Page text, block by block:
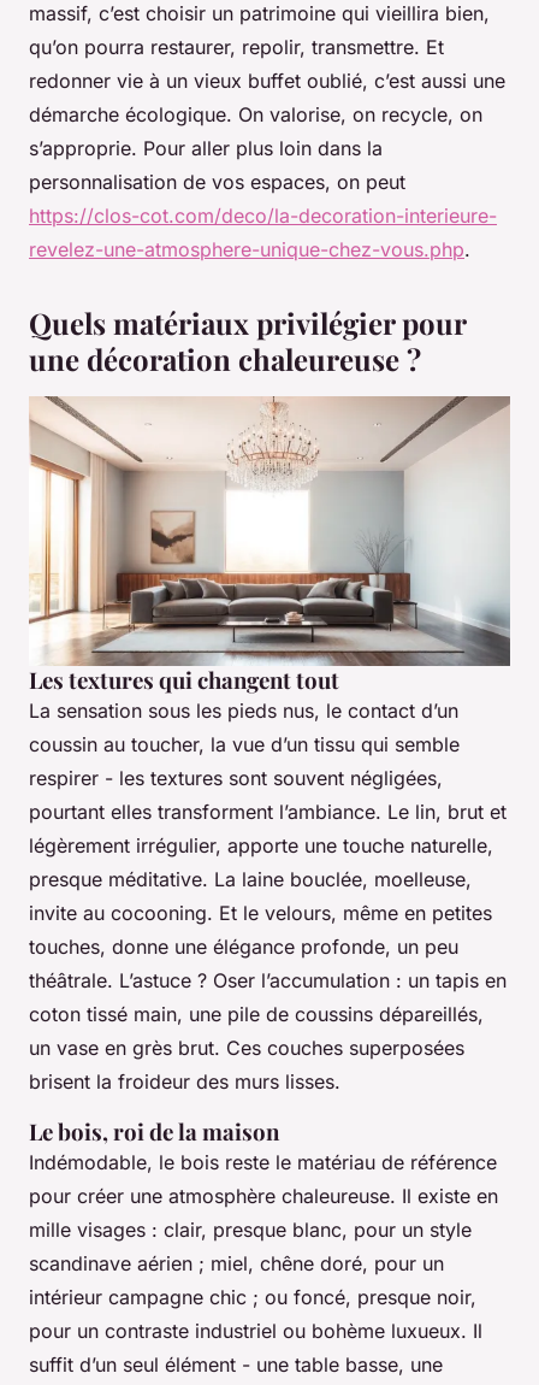
massif, c’est choisir un patrimoine qui vieillira bien,
qu’on pourra restaurer, repolir, transmettre. Et
redonner vie à un vieux buffet oublié, c’est aussi une
démarche écologique. On valorise, on recycle, on
s’approprie. Pour aller plus loin dans la
personnalisation de vos espaces, on peut
https://clos-cot.com/deco/la-decoration-interieure-
revelez-une-atmosphere-unique-chez-vous.php.
Quels matériaux privilégier pour
une décoration chaleureuse ?
Les textures qui changent tout
La sensation sous les pieds nus, le contact d’un
coussin au toucher, la vue d’un tissu qui semble
respirer - les textures sont souvent négligées,
pourtant elles transforment l’ambiance. Le lin, brut et
légèrement irrégulier, apporte une touche naturelle,
presque méditative. La laine bouclée, moelleuse,
invite au cocooning. Et le velours, même en petites
touches, donne une élégance profonde, un peu
théâtrale. L’astuce ? Oser l’accumulation : un tapis en
coton tissé main, une pile de coussins dépareillés,
un vase en grès brut. Ces couches superposées
brisent la froideur des murs lisses.
Le bois, roi de la maison
Indémodable, le bois reste le matériau de référence
pour créer une atmosphère chaleureuse. Il existe en
mille visages : clair, presque blanc, pour un style
scandinave aérien ; miel, chêne doré, pour un
intérieur campagne chic ; ou foncé, presque noir,
pour un contraste industriel ou bohème luxueux. Il
suffit d’un seul élément - une table basse, une